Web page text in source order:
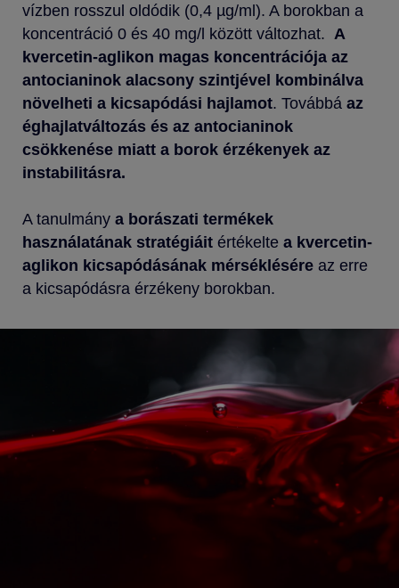
vízben rosszul oldódik (0,4 µg/ml). A borokban a
koncentráció 0 és 40 mg/l között változhat. A
kvercetin-aglikon magas koncentrációja az
antocianinok alacsony szintjével kombinálva
növelheti a kicsapódási hajlamot. Továbbá az
éghajlatváltozás és az antocianinok
csökkenése miatt a borok érzékenyek az
instabilitásra.
A tanulmány a borászati ​​termékek
használatának stratégiáit értékelte a kvercetin-
aglikon kicsapódásának mérséklésére az erre
a kicsapódásra érzékeny borokban.